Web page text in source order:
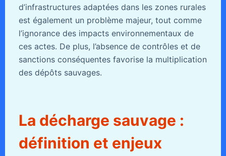
d’infrastructures adaptées dans les zones rurales
est également un problème majeur, tout comme
l’ignorance des impacts environnementaux de
ces actes. De plus, l’absence de contrôles et de
sanctions conséquentes favorise la multiplication
des dépôts sauvages.
La décharge sauvage :
définition et enjeux